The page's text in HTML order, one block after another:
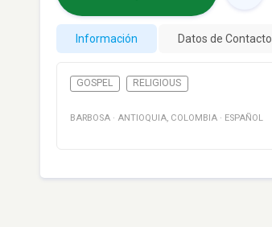
Información Datos de Contacto
GOSPEL RELIGIOUS
BARBOSA · ANTIOQUIA, COLOMBIA · ESPAÑOL